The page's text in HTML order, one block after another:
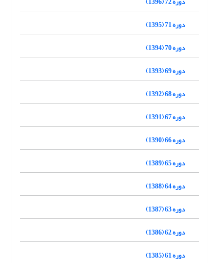
دوره 71 (1395)
دوره 70 (1394)
دوره 69 (1393)
دوره 68 (1392)
دوره 67 (1391)
دوره 66 (1390)
دوره 65 (1389)
دوره 64 (1388)
دوره 63 (1387)
دوره 62 (1386)
دوره 61 (1385)